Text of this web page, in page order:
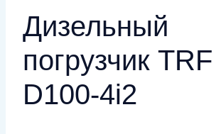
Дизельный
погрузчик TRF
D100-4i2